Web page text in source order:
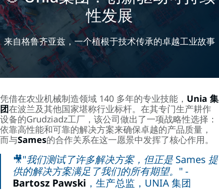
性发展
来自格鲁齐亚兹，一个植根于技术传承的卓越工业故事
凭借在农业机械制造领域 140 多年的专业技能， Unia 集
团在波兰及其他国家堪称行业标杆。在其专门生产耕作
设备的Grudziadz工厂，该公司做出了一项战略性选择：
依靠高性能和可靠的解决方案来确保卓越的产品质量，
而与Sames的合作关系在这一愿景中发挥了核心作用。
🎥"我们测试了许多解决方案，但正是 Sames 提
供的解决方案满足了我们的所有期望。" -
Bartosz Pawski ，生产总监，UNIA 集团